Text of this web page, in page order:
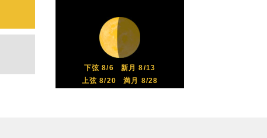
下弦 8/6
新月 8/13
上弦 8/20
満月 8/28